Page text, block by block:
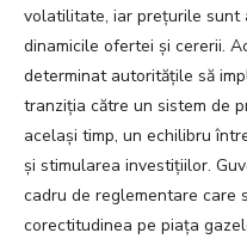
volatilitate, iar prețurile sunt
dinamicile ofertei și cererii.
determinat autoritățile să
tranziția către un sistem de
același timp, un echilibru
și stimularea investițiilor.
cadru de reglementare care
corectitudinea pe piața